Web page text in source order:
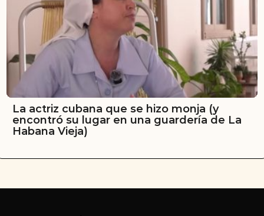
La actriz cubana que se hizo monja (y
encontró su lugar en una guardería de La
Habana Vieja)